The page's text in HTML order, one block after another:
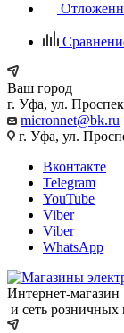
Ваш город
г. Уфа, ул.
micronnet@bk.ru
г. Уфа, ул.
Вконтакте
Telegram
YouTube
Viber
Viber
WhatsApp
Интернет-магазин
и сеть розничных